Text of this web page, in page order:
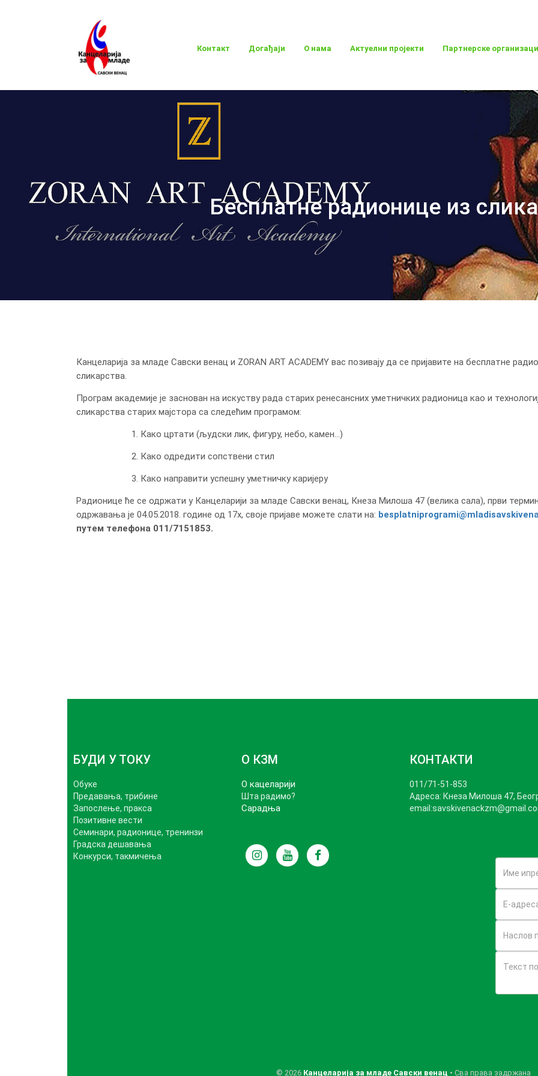
Контакт Догађаји О нама Актуелни пројекти Партнерске
Бесплатне радионице из
Канцеларија за младе Савски венац и ZORAN ART ACADEMY вас позивају да се пријавите на бесплатне
сликарства.
Програм академије је заснован на искуству рада старих ренесансних уметничких радионица као и
сликарства старих мајстора са следећим програмом:
1. Како цртати (људски лик, фигуру, небо, камен...)
2. Како одредити сопствени стил
3. Како направити успешну уметничку каријеру
Радионице ће се одржати у Канцеларији за младе Савски венац, Кнеза Милоша 47 (велика сала), први
одржавања је 04.05.2018. године од 17х, своје пријаве можете слати на:
путем телефона 011/7151853.
БУДИ У ТОКУ
Обуке
Предавања, трибине
Запослење, пракса
Позитивне вести
Семинари, радионице, тренинзи
Градска дешавања
Конкурси, такмичења
О КЗМ
О кацеларији
Шта радимо?
Сарадња
КОНТАКТИ
011/71-51-853
Адреса: Кнеза Милошa 47,
© 2026 Канцеларија за младе Савски венац • Сва права задржана